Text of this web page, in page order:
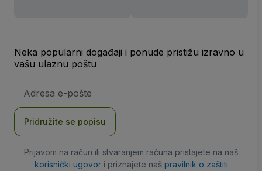
Neka popularni događaji i ponude pristižu izravno u
vašu ulaznu poštu
mail
Pridružite se popisu
Prijavom na račun ili stvaranjem računa pristajete na naš
korisnički ugovori priznajete naš pravilnik o zaštiti